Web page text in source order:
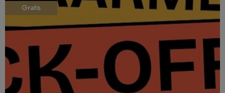
Gratis